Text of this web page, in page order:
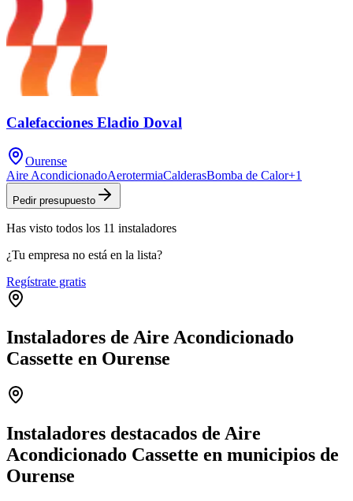
Calefacciones Eladio Doval
Ourense
Aire AcondicionadoAerotermiaCalderasBomba de Calor+1
Pedir presupuesto
Has visto todos los 11 instaladores
¿Tu empresa no está en la lista?
Regístrate gratis
Instaladores de Aire Acondicionado
Cassette en Ourense
−
Instaladores destacados de Aire
Acondicionado Cassette en municipios de
Ourense